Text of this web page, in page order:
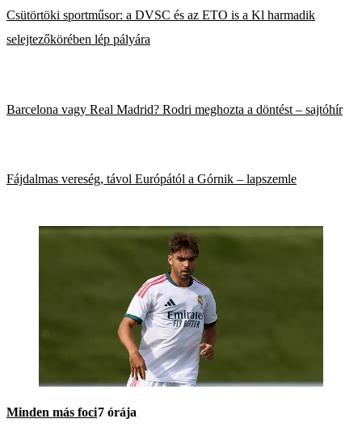
Csütörtöki sportműsor: a DVSC és az ETO is a Kl harmadik
selejtezőkörében lép pályára
Barcelona vagy Real Madrid? Rodri meghozta a döntést – sajtóhír
Fájdalmas vereség, távol Európától a Górnik – lapszemle
Minden más foci7 órája